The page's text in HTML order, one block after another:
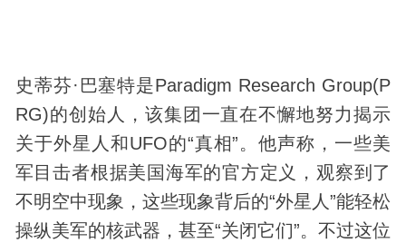
史蒂芬·巴塞特是Paradigm Research Group(P
RG)的创始人，该集团一直在不懈地努力揭示
关于外星人和UFO的“真相”。他声称，一些美
军目击者根据美国海军的官方定义，观察到了
不明空中现象，这些现象背后的“外星人”能轻松
操纵美军的核武器，甚至“关闭它们”。不过这位